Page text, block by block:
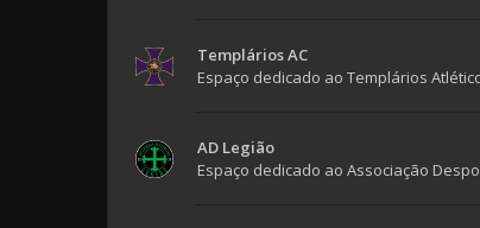
Templários AC
Espaço dedicado ao Templários
AD Legião
Espaço dedicado ao Associação